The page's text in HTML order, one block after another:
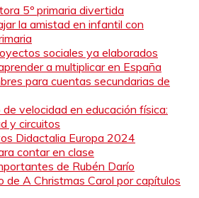
5º primaria divertida
la amistad en infantil con
sociales ya elaborados
a multiplicar en España
para cuentas secundarias de
de velocidad en educación física:
y circuitos
Didactalia Europa 2024
contar en clase
de Rubén Darío
de A Christmas Carol por capítulos